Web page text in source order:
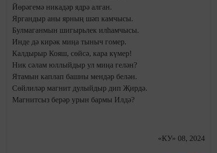
Йөрәгемә никадәр ядрә алган.
Яргандыр аны ярның шәп камчысы.
Булмаганмын шигырьлек илһамчысы.
Инде дә кирәк миңа тыныч гомер.
Калдырыр Кояш, сөйсә, кара күмер!
Ник сәлам юллыйдыр ул миңа гелән?
Ятамын каплап башны мендәр белән.
Сөйлиләр магнит дулыйдыр дип Җирдә.
Магнитсыз берәр урын бармы Илдә?
«КУ» 08, 2024